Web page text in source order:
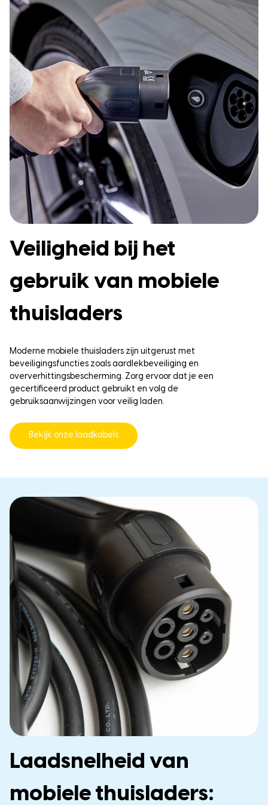
Veiligheid bij het
gebruik van mobiele
thuisladers
Moderne mobiele thuisladers zijn uitgerust met
beveiligingsfuncties zoals aardlekbeveiliging en
oververhittingsbescherming. Zorg ervoor dat je een
gecertificeerd product gebruikt en volg de
gebruiksaanwijzingen voor veilig laden.
Bekijk onze laadkabels
Laadsnelheid van
mobiele thuisladers: